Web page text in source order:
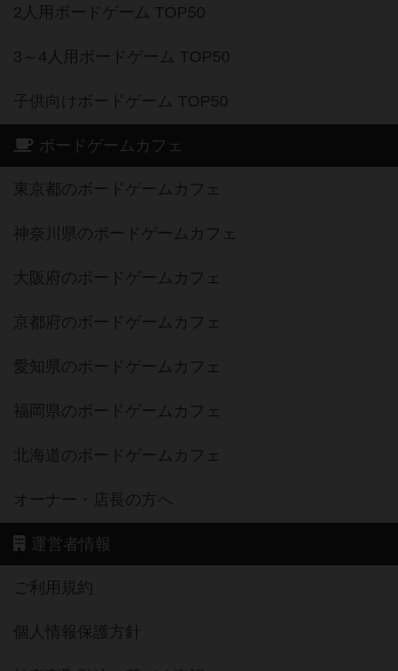
2人用ボードゲーム TOP50
3～4人用ボードゲーム TOP50
子供向けボードゲーム TOP50
ボードゲームカフェ
東京都のボードゲームカフェ
神奈川県のボードゲームカフェ
大阪府のボードゲームカフェ
京都府のボードゲームカフェ
愛知県のボードゲームカフェ
福岡県のボードゲームカフェ
北海道のボードゲームカフェ
オーナー・店長の方へ
運営者情報
ご利用規約
個人情報保護方針